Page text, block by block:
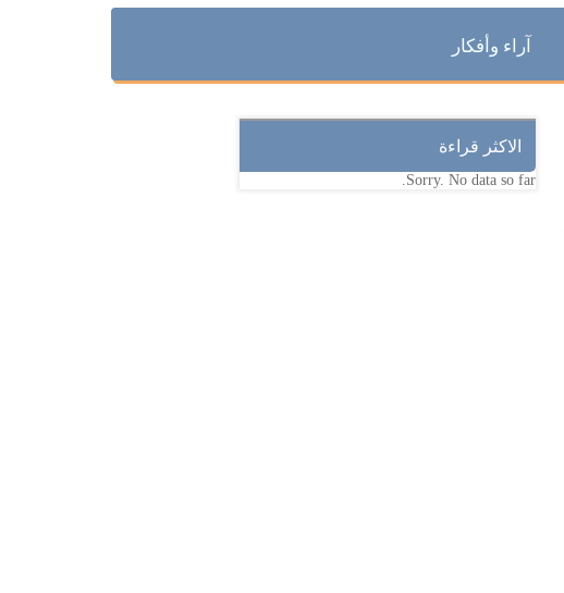
آراء وأفكار
الاكثر قراءة
Sorry. No data so far.